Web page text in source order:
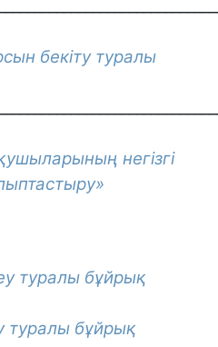
бекіту туралы
негізгі
туралы бұйрық
туралы бұйрық